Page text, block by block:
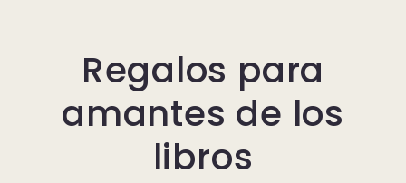
Regalos para
amantes de los
libros